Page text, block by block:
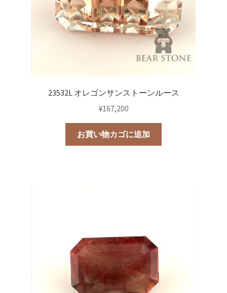
23532L オレゴンサンストーンルース
¥167,200
お買い物カゴに追加